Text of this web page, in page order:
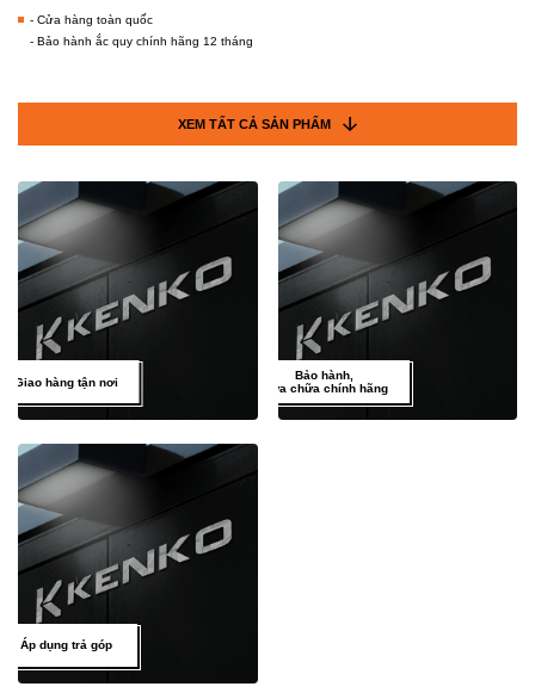
- Cửa hàng toàn quốc
- Bảo hành ắc quy chính hãng 12 tháng
XEM TẤT CẢ SẢN PHẨM
Giao hàng tận nơi
Bảo hành,
sửa chữa chính hãng
Áp dụng trả góp